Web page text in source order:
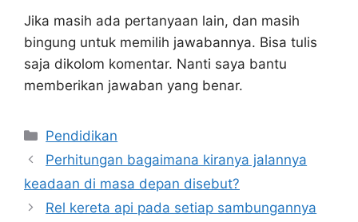
Jika masih ada pertanyaan lain, dan masih
bingung untuk memilih jawabannya. Bisa tulis
saja dikolom komentar. Nanti saya bantu
memberikan jawaban yang benar.
Kategori
Pendidikan
Perhitungan bagaimana kiranya jalannya
keadaan di masa depan disebut?
Rel kereta api pada setiap sambungannya